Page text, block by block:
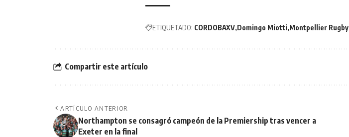
ETIQUETADO: CORDOBAXV Domingo Miotti Montpellier Rugby
Compartir este artículo
ARTÍCULO ANTERIOR
Northampton se consagró campeón de la Premiership tras vencer a
Exeter en la final